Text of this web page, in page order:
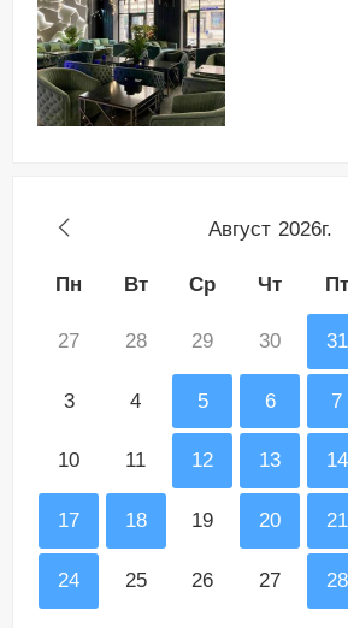
Август 2026г.
Пн Вт Ср Чт Пт
27 28 29 30 31
3 4 5 6 7
10 11 12 13 14
17 18 19 20 21
24 25 26 27 28